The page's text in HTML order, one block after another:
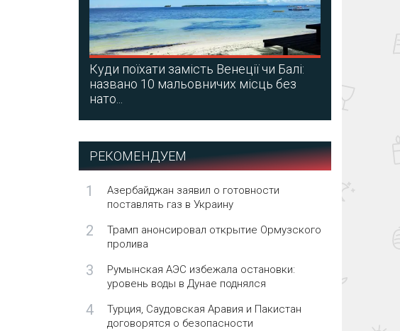
Куди поїхати замість Венеції чи Балі:
названо 10 мальовничих місць без
нато...
РЕКОМЕНДУЕМ
1
Азербайджан заявил о готовности
поставлять газ в Украину
2
Трамп анонсировал открытие Ормузского
пролива
3
Румынская АЭС избежала остановки:
уровень воды в Дунае поднялся
4
Турция, Саудовская Аравия и Пакистан
договорятся о безопасности